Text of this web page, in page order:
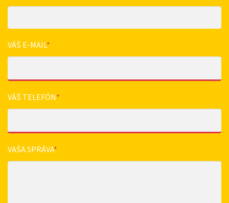
VÁŠ E-MAIL*
VÁŠ TELEFÓN*
VAŠA SPRÁVA*